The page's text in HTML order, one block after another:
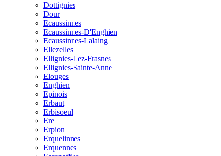
Dottignies
Dour
Ecaussinnes
Ecaussinnes-D'Enghien
Ecaussinnes-Lalaing
Ellezelles
Ellignies-Lez-Frasnes
Ellignies-Sainte-Anne
Elouges
Enghien
Epinois
Erbaut
Erbisoeul
Ere
Erpion
Erquelinnes
Erquennes